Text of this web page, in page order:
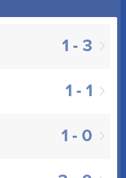
1 - 3
1 - 1
1 - 0